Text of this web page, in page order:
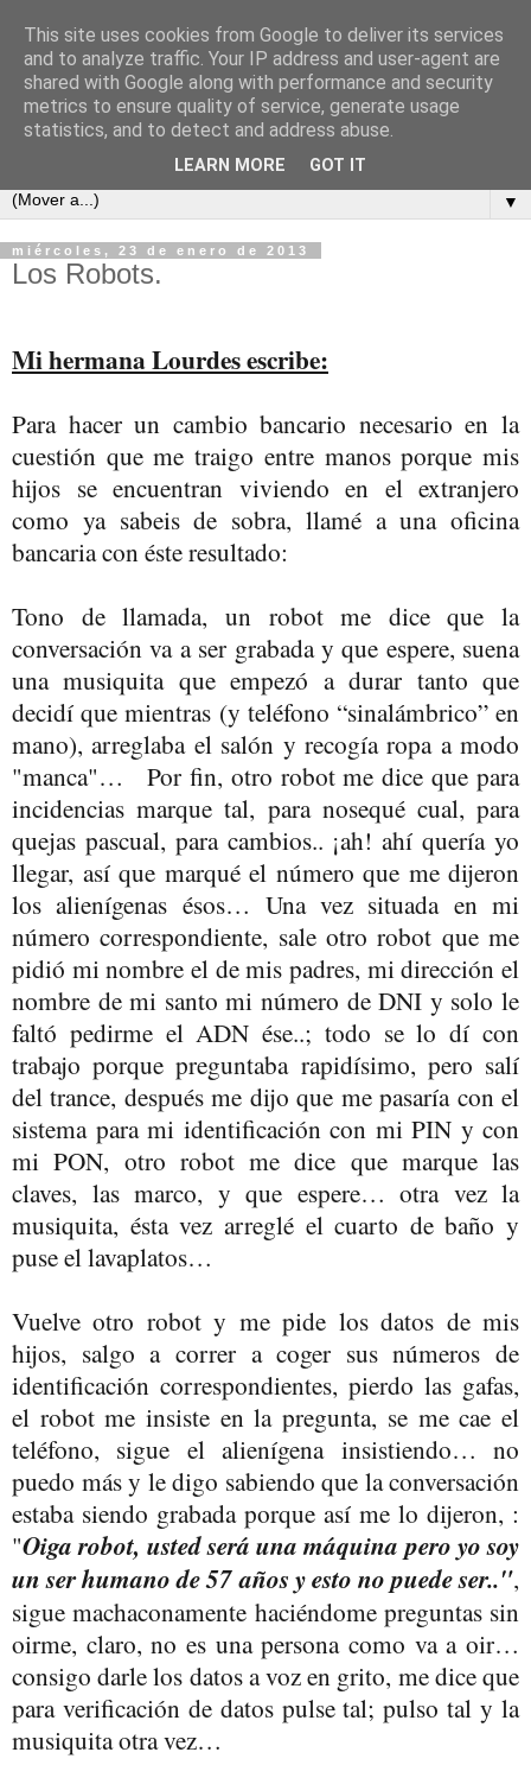
COSAS MIAS
Cuaderno de apuntes, opiniones, reflexiones y embustes de
Celso Pareja-Obregón López-Pazo y familia.
▼
miércoles, 23 de enero de 2013
Los Robots.
Mi hermana Lourdes escribe:
Para hacer un cambio bancario necesario en la
cuestión que me traigo entre manos porque mis
hijos se encuentran viviendo en el extranjero
como ya sabeis de sobra, llamé a una oficina
bancaria con éste resultado:
Tono de llamada, un robot me dice que la
conversación va a ser grabada y que espere, suena
una musiquita que empezó a durar tanto que
decidí que mientras (y teléfono “sinalámbrico” en
mano), arreglaba el salón y recogía ropa a modo
"manca"… Por fin, otro robot me dice que para
incidencias marque tal, para nosequé cual, para
quejas pascual, para cambios.. ¡ah! ahí quería yo
llegar, así que marqué el número que me dijeron
los alienígenas ésos… Una vez situada en mi
número correspondiente, sale otro robot que me
pidió mi nombre el de mis padres, mi dirección el
nombre de mi santo mi número de DNI y solo le
faltó pedirme el ADN ése..; todo se lo dí con
trabajo porque preguntaba rapidísimo, pero salí
del trance, después me dijo que me pasaría con el
sistema para mi identificación con mi PIN y con
mi PON, otro robot me dice que marque las
claves, las marco, y que espere… otra vez la
musiquita, ésta vez arreglé el cuarto de baño y
puse el lavaplatos…
Vuelve otro robot y me pide los datos de mis
hijos, salgo a correr a coger sus números de
identificación correspondientes, pierdo las gafas,
el robot me insiste en la pregunta, se me cae el
teléfono, sigue el alienígena insistiendo… no
puedo más y le digo sabiendo que la conversación
estaba siendo grabada porque así me lo dijeron, :
"Oiga robot, usted será una máquina pero yo soy
un ser humano de 57 años y esto no puede ser..",
sigue machaconamente haciéndome preguntas sin
oirme, claro, no es una persona como va a oir…
consigo darle los datos a voz en grito, me dice que
para verificación de datos pulse tal; pulso tal y la
musiquita otra vez…
This site uses cookies from Google to deliver its services
and to analyze traffic. Your IP address and user-agent are
shared with Google along with performance and security
metrics to ensure quality of service, generate usage
statistics, and to detect and address abuse.
LEARN MORE GOT IT